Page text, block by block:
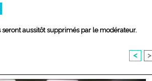
aussitôt supprimés par le modérateur.
< >